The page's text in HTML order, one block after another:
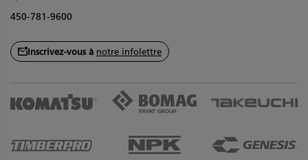
450-781-9600
Inscrivez-vous à notre infolettre